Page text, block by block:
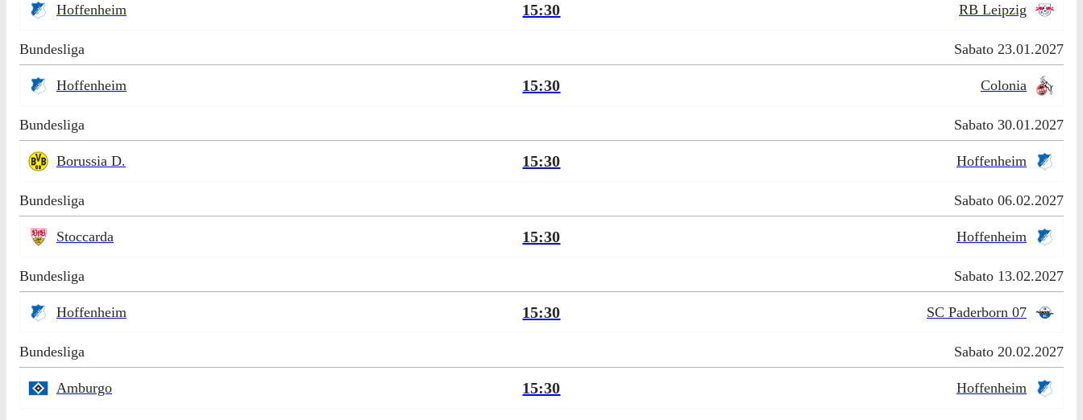
Hoffenheim 15:30 RB Leipzig
Bundesliga Sabato 23.01.2027
Hoffenheim 15:30 Colonia
Bundesliga Sabato 30.01.2027
Borussia D. 15:30 Hoffenheim
Bundesliga Sabato 06.02.2027
Stoccarda 15:30 Hoffenheim
Bundesliga Sabato 13.02.2027
Hoffenheim 15:30 SC Paderborn 07
Bundesliga Sabato 20.02.2027
Amburgo 15:30 Hoffenheim